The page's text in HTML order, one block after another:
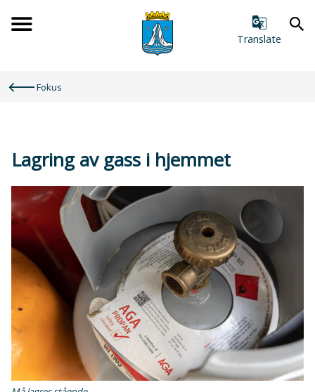
Forsiden
Translate
Fokus
Lagring av gass i hjemmet